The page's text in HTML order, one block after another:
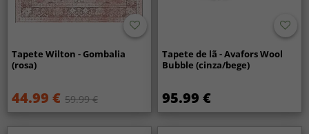
Tapete Wilton - Gombalia
(rosa)
44.99 € 59.99 €
Tapete de lã - Avafors Wool
Bubble (cinza/bege)
95.99 €